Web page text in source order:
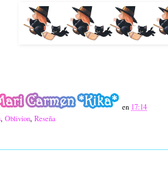
en 17:14
, Oblivion, Reseña